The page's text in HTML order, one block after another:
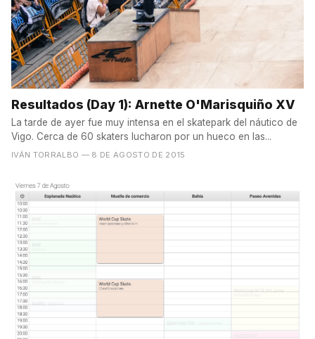
Resultados (Day 1): Arnette O'Marisquiño XV
La tarde de ayer fue muy intensa en el skatepark del náutico de
Vigo. Cerca de 60 skaters lucharon por un hueco en las...
IVÁN TORRALBO — 8 DE AGOSTO DE 2015